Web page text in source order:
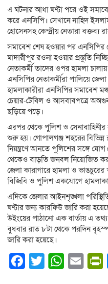
এ ঘটনার আধা ঘণ্টা পরে ওই
করে এনসিপি। সেখানে নাহিদ
হোসেনসহ কেন্দ্রীয় নেতারা বক্তব্য
সমাবেশ শেষ হওয়ার পর এনসিপির
মাদারীপুর রওনা হওয়ার প্রস্তুতি
নেতাকর্মী তাদের ওপর হামলা
এনসিপির নেতাকর্মীরা পালিয়ে
হামলাকারীরা এনসিপির সমাবেশ
চেয়ার-টেবিল ও আসবাবপত্রে
ছড়িয়ে পড়ে।
এরপর থেকে পুলিশ ও সেনাবাহিনীর
শুরু হয়। গোপালগঞ্জ শহরের বিভিন্ন
নিয়ন্ত্রণে আনতে পুলিশের সঙ্গে যোগ
থেকেও বাড়তি জনবল নিয়োজিত
জেলা কারাগারে হামলা ও
বিজিবি ও পুলিশ একযোগে
এদিকে জেলার আইনশৃঙ্খলা
ঘণ্টার জন্য কারফিউ জারি করা
উইংয়ের পাঠানো এক বার্তায় এ
বুধবার রাত ৮টা থেকে পরদিন
জারি করা হয়েছে।
Facebook
Twitter